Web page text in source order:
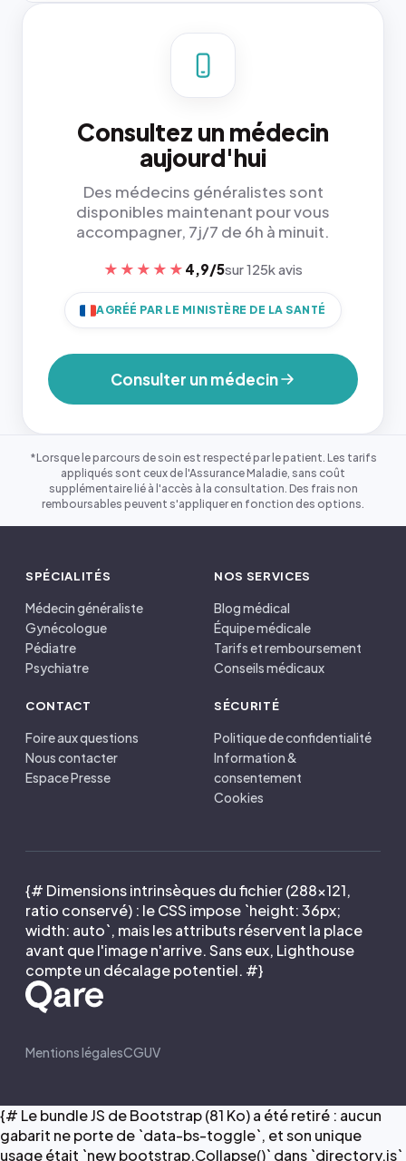
Consultez un médecin
aujourd'hui
Des médecins généralistes sont
disponibles maintenant pour vous
accompagner, 7j/7 de 6h à minuit.
★★★★★ 4,9/5sur 125k avis
AGRÉÉ PAR LE MINISTÈRE DE LA SANTÉ
Consulter un médecin
*Lorsque le parcours de soin est respecté par le patient. Les tarifs
appliqués sont ceux de l'Assurance Maladie, sans coût
supplémentaire lié à l'accès à la consultation. Des frais non
remboursables peuvent s'appliquer en fonction des options.
SPÉCIALITÉS
Médecin généraliste
Gynécologue
Pédiatre
Psychiatre
NOS SERVICES
Blog médical
Équipe médicale
Tarifs et remboursement
Conseils médicaux
CONTACT
Foire aux questions
Nous contacter
Espace Presse
SÉCURITÉ
Politique de confidentialité
Information &
consentement
Cookies
{# Dimensions intrinsèques du fichier (288×121,
ratio conservé) : le CSS impose `height: 36px;
width: auto`, mais les attributs réservent la place
avant que l'image n'arrive. Sans eux, Lighthouse
compte un décalage potentiel. #}
Mentions légalesCGUV
{# Le bundle JS de Bootstrap (81 Ko) a été retiré : aucun
gabarit ne porte de `data-bs-toggle`, et son unique
usage était `new bootstrap.Collapse()` dans `directory.js`